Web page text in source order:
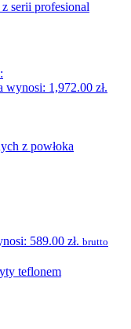
wynosi: 1,972.00 zł.
589.00 zł. brutto